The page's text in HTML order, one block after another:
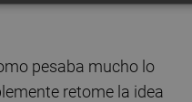
pesaba mucho lo
retome la idea